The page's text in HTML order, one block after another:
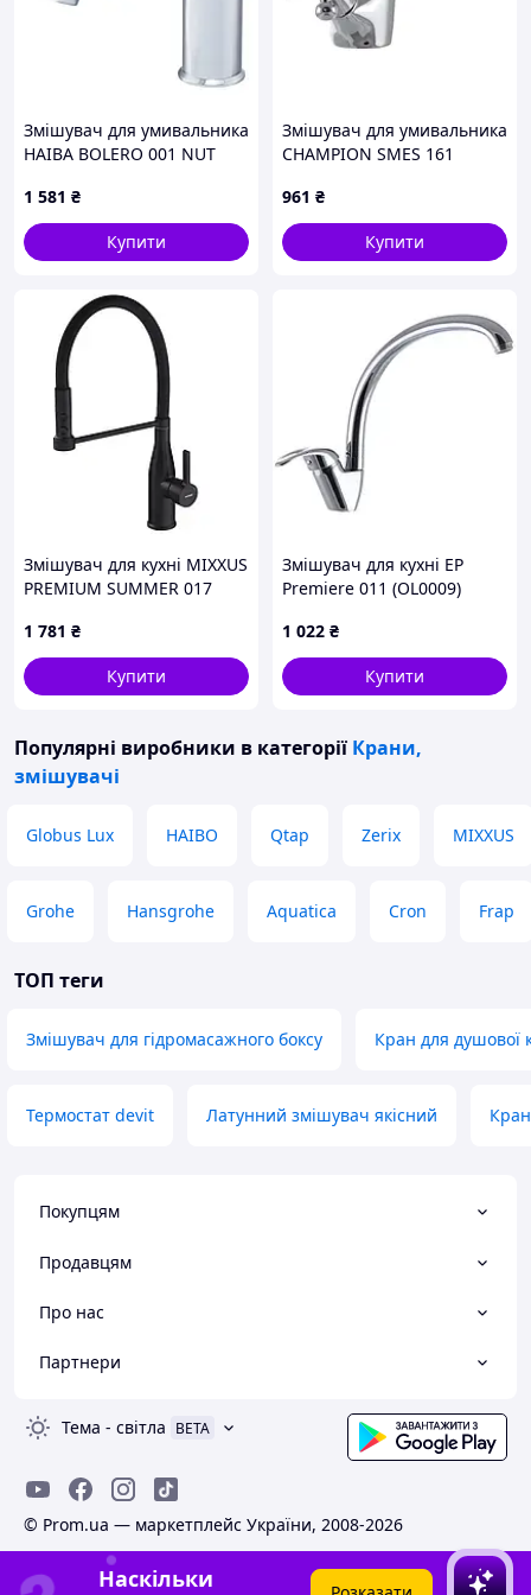
Змішувач для умивальника
HAIBA BOLERO 001 NUT
1 581 ₴
Купити
Змішувач для умивальника
CHAMPION SMES 161
961 ₴
Купити
Змішувач для кухні MIXXUS
PREMIUM SUMMER 017
гнучким виливом (Колір
чорний+вилив чорний)
(MI6961)
1 781 ₴
Купити
Змішувач для кухні EP
Premiere 011 (OL0009)
1 022 ₴
Купити
Популярні виробники в категорії Крани,
змішувачі
Globus Lux HAIBO Qtap Zerix MIXXUS
Grohe Hansgrohe Aquatica Cron Frap
ТОП теги
Змішувач для гідромасажного боксу Кран для душової
Термостат devit Латунний змішувач якісний
Покупцям
Продавцям
Про нас
Партнери
Тема - світла BETA
© Prom.ua — маркетплейс України, 2008-2026
Наскільки